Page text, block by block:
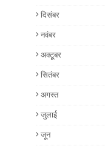
दिसंबर
नवंबर
अक्टूबर
सितंबर
अगस्त
जुलाई
जून